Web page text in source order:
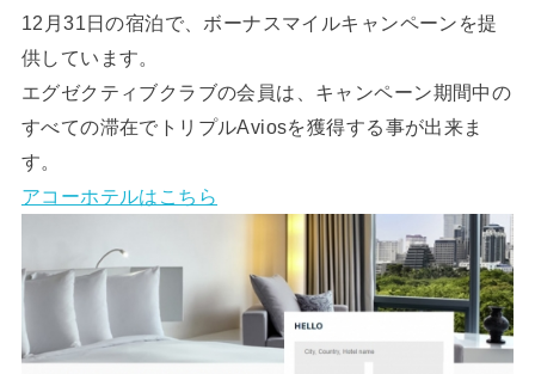
12月31日の宿泊で、ボーナスマイルキャンペーンを提
供しています。
エグゼクティブクラブの会員は、キャンペーン期間中の
すべての滞在でトリプルAviosを獲得する事が出来ま
す。
アコーホテルはこちら